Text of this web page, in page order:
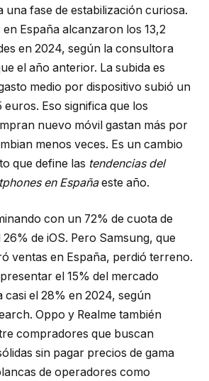
una fase de estabilización curiosa.
España alcanzaron los 13,2
en 2024, según la consultora
el año anterior. La subida es
medio por dispositivo subió un
Eso significa que los
nuevo móvil gastan más por
menos veces. Es un cambio
que define las tendencias del
en Españaeste año.
con un 72% de cuota de
de iOS. Pero Samsung, que
ventas en España, perdió terreno.
el 15% del mercado
casi el 28% en 2024, según
Oppo y Realme también
compradores que buscan
sin pagar precios de gama
de operadores como